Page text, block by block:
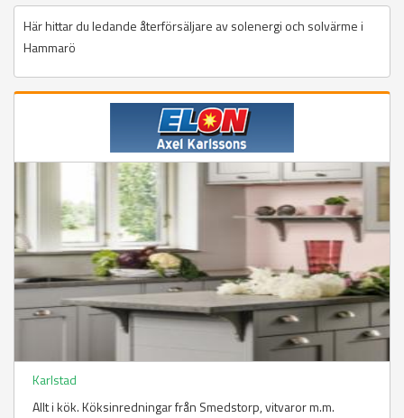
Här hittar du ledande återförsäljare av solenergi och solvärme i
Hammarö
Karlstad
Allt i kök. Köksinredningar från Smedstorp, vitvaror m.m.